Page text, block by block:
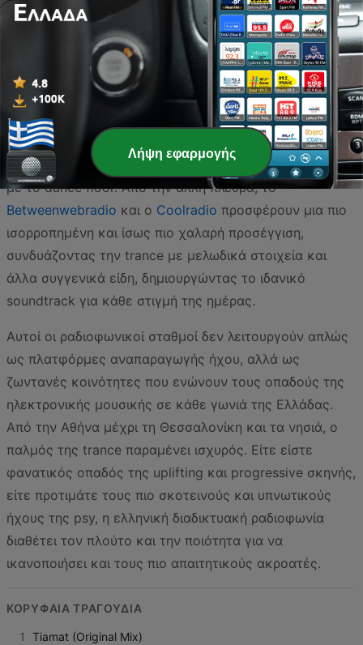
πάρτι και των open-air φεστιβάλ απευθείας στον χώρο
σας, με επιλογές που καλύπτουν όλο το φάσμα της
trance κουλτούρας.
Η μουσική ποικιλία συνεχίζεται με τοTracksaudio -
Dance Music
, το οποίο ενσωματώνει trance beats σε
ένα ευρύτερο πλαίσιο χορευτικής μουσικής,
ικανοποιώντας όσους θέλουν μια πιο σφαιρική επαφή
με το dance floor. Από την άλλη πλευρά, το
Betweenwebradio και ο Coolradio προσφέρουν μια πιο
ισορροπημένη και ίσως πιο χαλαρή προσέγγιση,
συνδυάζοντας την trance με μελωδικά στοιχεία και
άλλα συγγενικά είδη, δημιουργώντας το ιδανικό
soundtrack για κάθε στιγμή της ημέρας.
Αυτοί οι ραδιοφωνικοί σταθμοί δεν λειτουργούν απλώς
ως πλατφόρμες αναπαραγωγής ήχου, αλλά ως
ζωντανές κοινότητες που ενώνουν τους οπαδούς της
ηλεκτρονικής μουσικής σε κάθε γωνιά της Ελλάδας.
Από την Αθήνα μέχρι τη Θεσσαλονίκη και τα νησιά, ο
παλμός της trance παραμένει ισχυρός. Είτε είστε
φανατικός οπαδός της uplifting και progressive σκηνής,
είτε προτιμάτε τους πιο σκοτεινούς και υπνωτικούς
ήχους της psy, η ελληνική διαδικτυακή ραδιοφωνία
διαθέτει τον πλούτο και την ποιότητα για να
ικανοποιήσει και τους πιο απαιτητικούς ακροατές.
ΚΟΡΥΦΑΊΑ ΤΡΑΓΟΎΔΙΑ
1 Tiamat (Original Mix)
Λήψη εφαρμογής